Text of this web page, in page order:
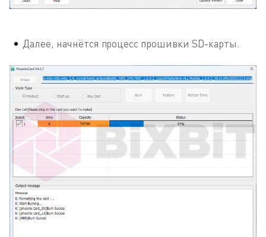
Далее, начнётся процесс прошивки SD-карты.